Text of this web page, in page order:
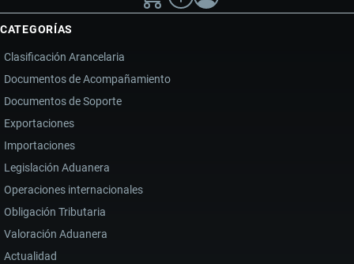
CATEGORÍAS
Clasificación Arancelaria
Documentos de Acompañamiento
Documentos de Soporte
Exportaciones
Importaciones
Legislación Aduanera
Operaciones internacionales
Obligación Tributaria
Valoración Aduanera
Actualidad